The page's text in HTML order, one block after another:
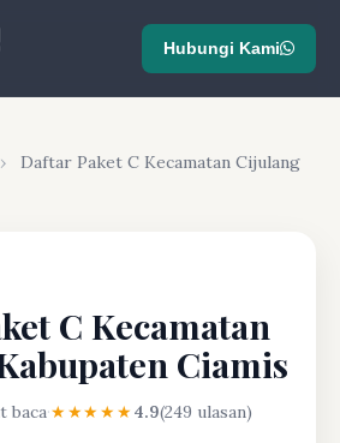
Hubungi Kami
›
Daftar Paket C Kecamatan Cijulang
C Kecamatan
Ciamis
baca·★★★★★4.9(249 ulasan)